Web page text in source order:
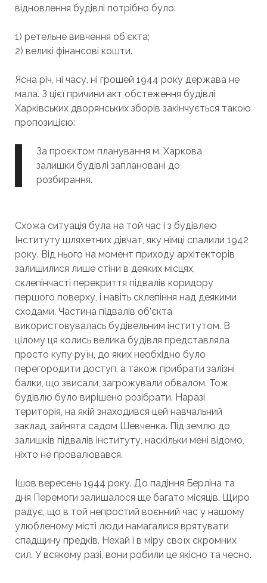
відновлення будівлі потрібно було:
1) ретельне вивчення об’єкта;
2) великі фінансові кошти.
Ясна річ, ні часу, ні грошей 1944 року держава не
мала. З цієї причини акт обстеження будівлі
Харківських дворянських зборів закінчується такою
пропозицією:
За проєктом планування м. Харкова
залишки будівлі заплановані до
розбирання.
Схожа ситуація була на той час і з будівлею
Інституту шляхетних дівчат, яку німці спалили 1942
року. Від нього на момент приходу архітекторів
залишилися лише стіни в деяких місцях,
склепінчасті перекриття підвалів коридору
першого поверху, і навіть склепіння над деякими
сходами. Частина підвалів об’єкта
використовувалась будівельним інститутом. В
цілому ця колись велика будівля представляла
просто купу руїн, до яких необхідно було
перегородити доступ, а також прибрати залізні
балки, що звисали, загрожували обвалом. Тож
будівлю було вирішено розібрати. Наразі
територія, на якій знаходився цей навчальний
заклад, зайнята садом Шевченка. Під землю до
залишків підвалів інституту, наскільки мені відомо,
ніхто не провалювався.
Ішов вересень 1944 року. До падіння Берліна та
дня Перемоги залишалося ще багато місяців. Щиро
радує, що в той непростий воєнний час у нашому
улюбленому місті люди намагалися врятувати
спадщину предків. Нехай і в міру своїх скромних
сил. У всякому разі, вони робили це якісно та чесно.